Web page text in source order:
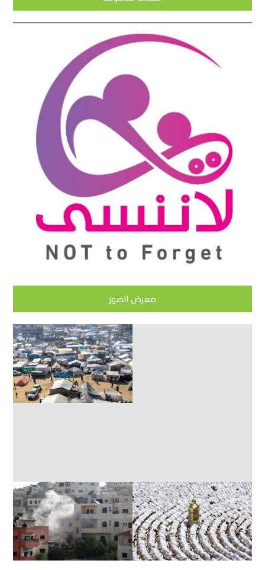
معرض الصور